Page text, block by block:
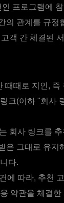
프로그램에
의 관계를 규정
객 간 체결된
때때로 지인,
크(이하 "회사
회사 링크를
은 그대로 유
다.
에 따라, 추천
약관을 체결